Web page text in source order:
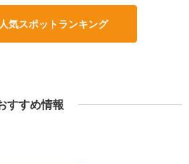
気スポットランキング
すすめ情報